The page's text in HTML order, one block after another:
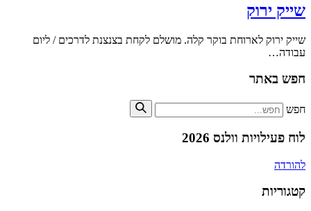
שייק ירוק
שייק ירוק לארוחת בוקר קלה. מושלם לקחת בצנצנת לדרכים / ליום
עבודה…
חפש באתר
חפש
לוח פעילויות וולנס 2026
להורדה
קטגוריות